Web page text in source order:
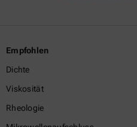
Empfohlen
Dichte
Viskosität
Rheologie